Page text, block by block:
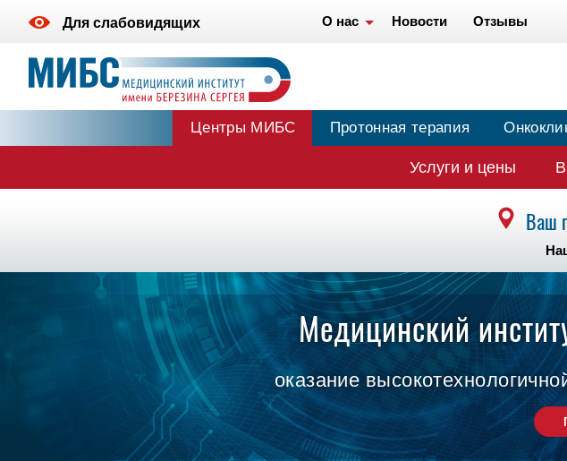
Для слабовидящих О нас Новости Отзывы
Центры МИБС Протонная терапия
Услуги и цены
Ваш
Медицинский
оказание